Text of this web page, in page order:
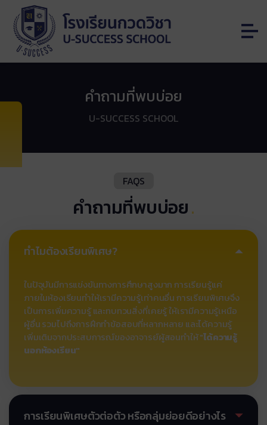
คำถามที่พบบ่อย
U-SUCCESS SCHOOL
FAQS
คำถามที่พบบ่อย.
ทำไมต้องเรียนพิเศษ?
ในปัจุบันมีการแข่งขันทางการศึกษาสูงมาก การเรียนรู้แค่
ภายในห้องเรียนทำให้เรามีความรู้เท่าคนอื่น การเรียนพิเศษจึง
เป็นการเพิ่มความรู้ และทบทวนสิ่งที่เคยรู้ ให้เรามีความรู้เหนือ
ผู้อื่น รวมไปถึงการฝึกทำข้อสอบที่หลากหลาย และได้ความรู้
เพิ่มเติมจากประสบการณ์ของอาจารย์ผู้สอนทำให้ "ได้ความรู้
นอกห้องเรียน"
การเรียนพิเศษตัวต่อตัว หรือกลุ่มย่อยดีอย่างไร